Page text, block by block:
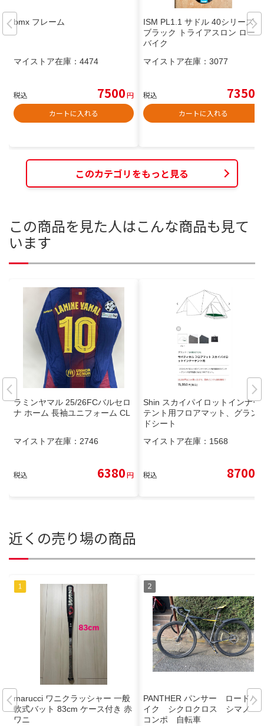
bmx フレーム
マイストア在庫： 4474
税込 7500円
カートに入れる
ISM PL1.1 サドル 40シリーズ
ブラック トライアスロン ロード
バイク
マイストア在庫： 3077
税込 7350
カートに入れる
このカテゴリをもっと見る
この商品を見た人はこんな商品も見て
います
ラミンヤマル 25/26FCバルセロ
ナ ホーム 長袖ユニフォーム CL
マイストア在庫： 2746
税込 6380円
Shin スカイパイロットインナー
テント用フロアマット、グラン
ドシート
マイストア在庫： 1568
税込 8700
近くの売り場の商品
marucci ワニクラッシャー 一般
軟式バット 83cm ケース付き 赤
ワニ
PANTHER パンサー ロードバ
イク シクロクロス シマノ
コンポ 自転車